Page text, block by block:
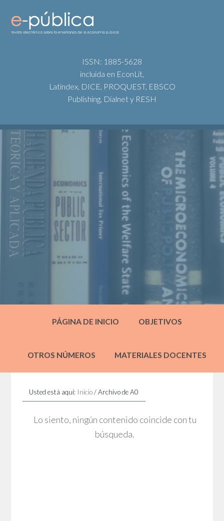
ISSN: 1885-5628
incluida en EconLit,
Latindex, DICE, PROQUEST, EBSCO
Publishing, Dialnet y RESH
PÁGINA DE INICIO OBJETIVOS
OTROS NÚMEROS MATERIALES DOCENTES
Usted está aquí: Inicio /Archivo de A0
Lo siento, ningún contenido coincide con tu
búsqueda.